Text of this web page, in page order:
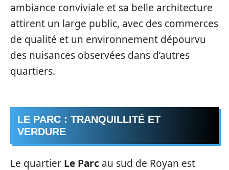
ambiance conviviale et sa belle architecture
attirent un large public, avec des commerces
de qualité et un environnement dépourvu
des nuisances observées dans d’autres
quartiers.
LE PARC : TRANQUILLITÉ ET
VERDURE
Le quartier Le Parc au sud de Royan est